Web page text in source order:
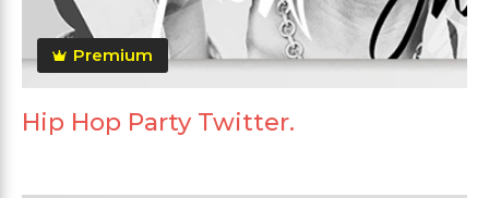
Premium
Hip Hop Party Twitter.